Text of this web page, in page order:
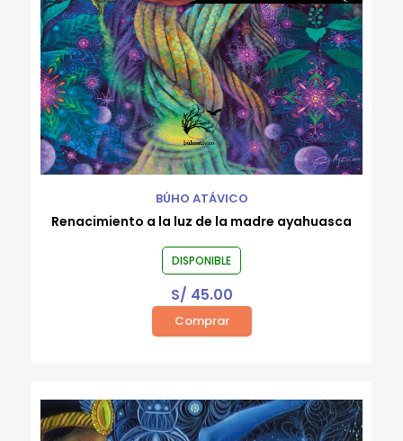
BÚHO ATÁVICO
Renacimiento a la luz de la madre ayahuasca
DISPONIBLE
S/ 45.00
Comprar